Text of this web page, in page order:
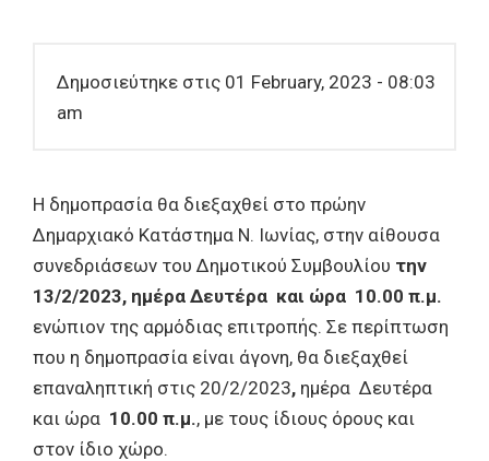
Δημοσιεύτηκε στις 01 February, 2023 - 08:03
am
Η δημοπρασία θα διεξαχθεί στο πρώην
Δημαρχιακό Κατάστημα Ν. Ιωνίας, στην αίθουσα
συνεδριάσεων του Δημοτικού Συμβουλίου την
13/2/2023, ημέρα Δευτέρα και ώρα 10.00 π.μ.
ενώπιον της αρμόδιας επιτροπής. Σε περίπτωση
που η δημοπρασία είναι άγονη, θα διεξαχθεί
επαναληπτική στις 20/2/2023, ημέρα Δευτέρα
και ώρα 10.00 π.μ., με τους ίδιους όρους και
στον ίδιο χώρο.